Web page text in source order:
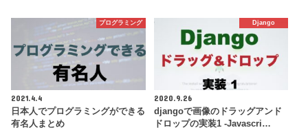
プログラミング
2021.4.4
日本人でプログラミングができる
有名人まとめ
Django
2020.9.26
djangoで画像のドラッグアンド
ドロップの実装1 -Javascri…